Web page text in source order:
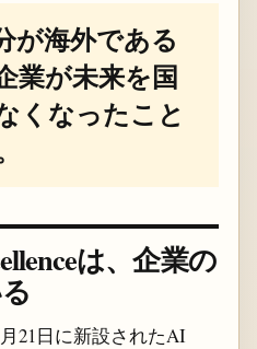
が海外である
業が未来を国
くなったこと
は、企業の
21日に新設されたAI